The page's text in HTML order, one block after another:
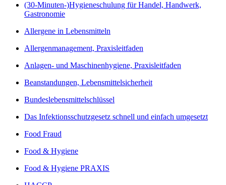
(30-Minuten-)Hygieneschulung für Handel, Handwerk,
Gastronomie
Allergene in Lebensmitteln
Allergenmanagement, Praxisleitfaden
Anlagen- und Maschinenhygiene, Praxisleitfaden
Beanstandungen, Lebensmittelsicherheit
Bundeslebensmittelschlüssel
Das Infektionsschutzgesetz schnell und einfach umgesetzt
Food Fraud
Food & Hygiene
Food & Hygiene PRAXIS